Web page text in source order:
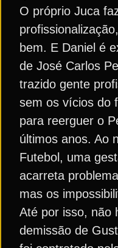
O próprio Juca
bem. E Daniel é
de José Carlos
trazido gente
sem os vícios do
para reerguer o
últimos anos. Ao
Futebol, uma
acarreta
mas os
Até por isso, não
demissão de